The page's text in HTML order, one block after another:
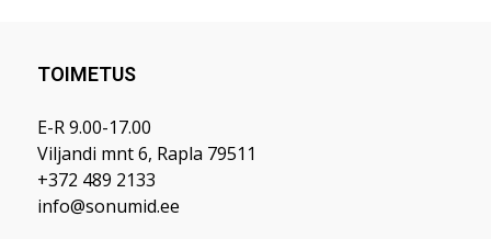
TOIMETUS
E-R 9.00-17.00
Viljandi mnt 6, Rapla 79511
+372 489 2133
info@sonumid.ee